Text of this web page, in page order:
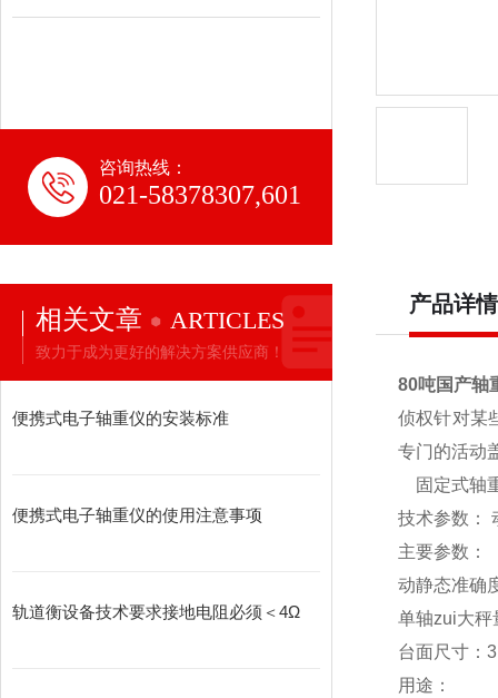
咨询热线：
021-58378307,601
相关文章 ARTICLES
致力于成为更好的解决方案供应商！
便携式电子轴重仪的安装标准
便携式电子轴重仪的使用注意事项
轨道衡设备技术要求接地电阻必须＜4Ω
产品详情
80吨国产轴
侦权针对某
专门的活动
固定式轴
技术参数：
主要参数：
动静态准确
单轴zui大
台面尺寸：
用途：